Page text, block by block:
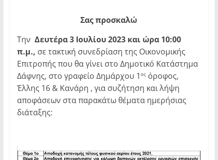
Σας προσκαλώ
Την Δευτέρα 3 Ιουλίου 2023 και ώρα 10:00
π.μ., σε τακτική συνεδρίαση της Οικονομικής
Επιτροπής που θα γίνει στο Δημοτικό Κατάστημα
Δάφνης, στο γραφείο Δημάρχου 1 οςόροφος,
Έλλης 16 & Κανάρη , για συζήτηση και λήψη
αποφάσεων στα παρακάτω θέματα ημερήσιας
διάταξης: